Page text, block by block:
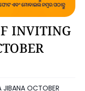
INVITING
JIBANA OCTOBER